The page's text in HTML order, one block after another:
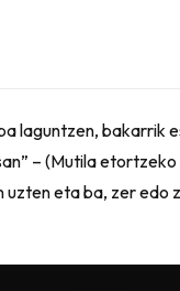
laguntzen, bakarrik
– (Mutila
uzten eta ba, zer edo